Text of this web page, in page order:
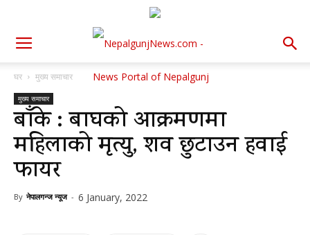
घर मुख्य समाचार
मुख्य समाचार
बाँके : बाघको आक्रमणमा
महिलाको मृत्यु, शव छुटाउन हवाई
फायर
By नेपालगन्ज न्यूज - 6 January, 2022